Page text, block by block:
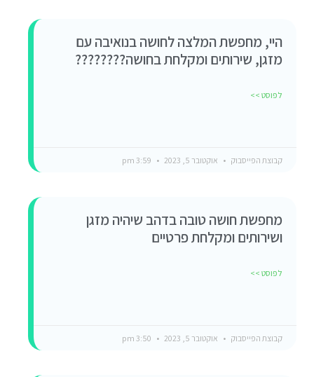
היי, מחפשת המלצה לחושה בנואיבה עם
מזגן, שירותים ומקלחת בחושה????????
לפוסט >>
קבוצת הפייסבוק אוקטובר 5, 2023
מחפשת חושה טובה בדהב שיהיה מזגן
ושירותים ומקלחת פרטיים
לפוסט >>
קבוצת הפייסבוק אוקטובר 5, 2023